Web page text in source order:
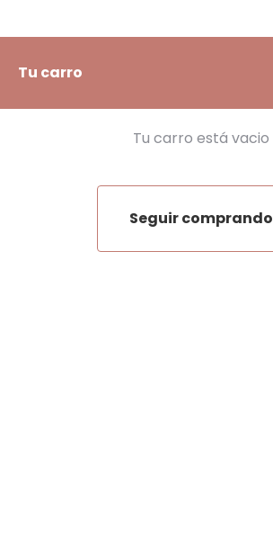
Tu carro
Tu carro está vacio
Seguir comprando